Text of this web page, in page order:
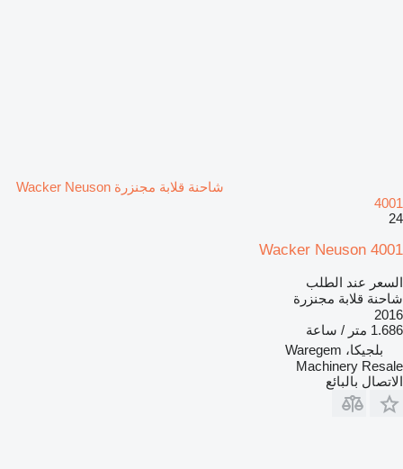
شاحنة قلابة مجنزرة Wacker Neuson
4001
24
Wacker Neuson 4001
السعر عند الطلب
شاحنة قلابة مجنزرة
2016
1.686 متر / ساعة
بلجيكا، Waregem
Machinery Resale
الاتصال بالبائع